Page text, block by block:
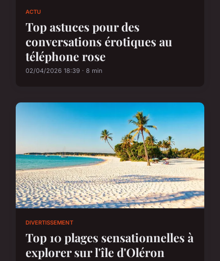
ACTU
Top astuces pour des
conversations érotiques au
téléphone rose
02/04/2026 18:39 · 8 min
DIVERTISSEMENT
Top 10 plages sensationnelles à
explorer sur l'île d'Oléron